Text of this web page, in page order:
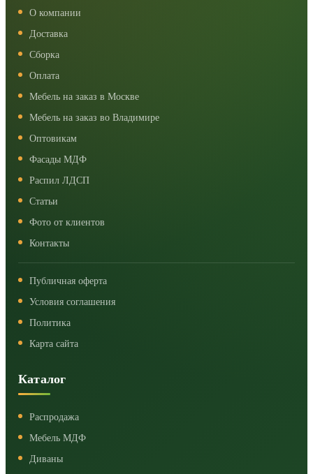
О компании
Доставка
Сборка
Оплата
Мебель на заказ в Москве
Мебель на заказ во Владимире
Оптовикам
Фасады МДФ
Распил ЛДСП
Статьи
Фото от клиентов
Контакты
Публичная оферта
Условия соглашения
Политика
Карта сайта
Каталог
Распродажа
Мебель МДФ
Диваны